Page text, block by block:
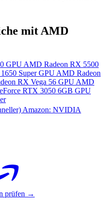
mit AMD
GPUAMD Radeon RX 5500
Super GPUAMD Radeon
RX Vega 56 GPUAMD
RTX 3050 6GB GPU
Amazon: NVIDIA
prüfen →